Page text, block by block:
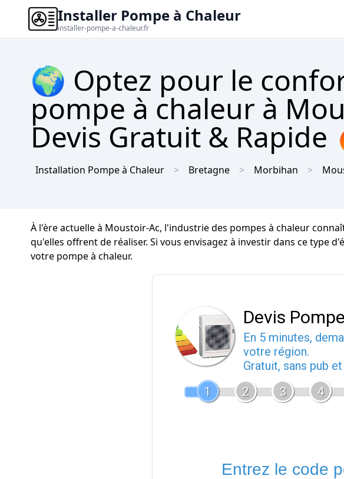
Installer Pompe à Chaleur
installer-pompe-a-chaleur.fr
🌍 Optez pour le
pompe à chaleur à
Devis Gratuit & Rapide
Installation Pompe à Chaleur Bretagne Morbihan
À l'ère actuelle à Moustoir-Ac, l'industrie des pompes à chaleur
qu'elles offrent de réaliser. Si vous envisagez à investir dans ce type
votre pompe à chaleur.
Devis
En 5 minutes,
votre région.
Gratuit, sans pub
1
2 3 4
Entrez le code